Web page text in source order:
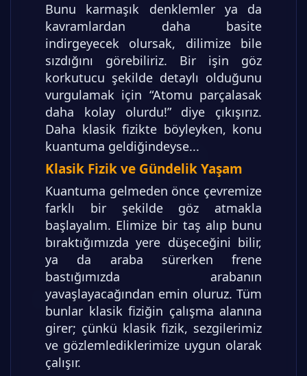
Bunu karmaşık denklemler ya da
kavramlardan daha basite
indirgeyecek olursak, dilimize bile
sızdığını görebiliriz. Bir işin göz
korkutucu şekilde detaylı olduğunu
vurgulamak için “Atomu parçalasak
daha kolay olurdu!” diye çıkışırız.
Daha klasik fizikte böyleyken, konu
kuantuma geldiğindeyse...
Klasik Fizik ve Gündelik Yaşam
Kuantuma gelmeden önce çevremize
farklı bir şekilde göz atmakla
başlayalım. Elimize bir taş alıp bunu
bıraktığımızda yere düşeceğini bilir,
ya da araba sürerken frene
bastığımızda arabanın
yavaşlayacağından emin oluruz. Tüm
bunlar klasik fiziğin çalışma alanına
girer; çünkü klasik fizik, sezgilerimiz
ve gözlemlediklerimize uygun olarak
çalışır.